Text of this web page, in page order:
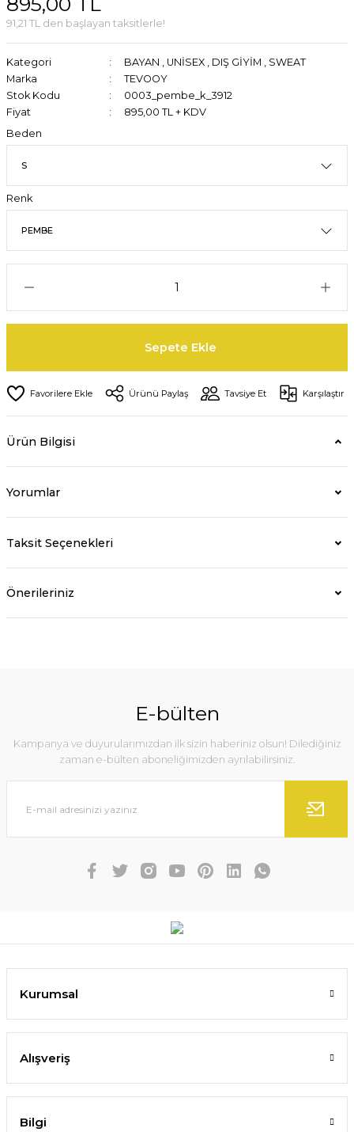
91,21 TL den başlayan taksitlerle!
Kategori BAYAN , UNİSEX , DIŞ GİYİM , SWEAT
Marka
TEVOOY
Stok Kodu
0003_pembe_k_3912
Fiyat
895,00 TL + KDV
Beden
Renk
Sepete Ekle
Ürünü Paylaş Tavsiye Et Karşılaştır
Ürün Bilgisi
Yorumlar
Taksit Seçenekleri
Önerileriniz
E-bülten
Kampanya ve duyurularımızdan ilk sizin haberiniz olsun! Dilediğiniz
zaman e-bülten aboneliğimizden ayrılabilirsiniz.
Kurumsal
Alışveriş
Bilgi